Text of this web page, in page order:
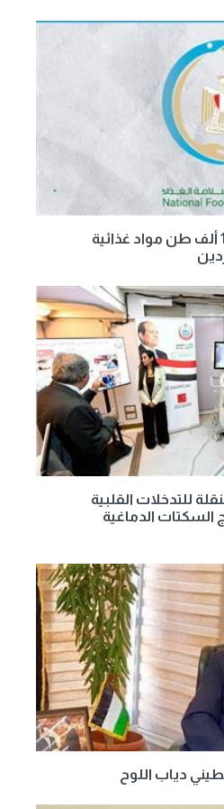
سلامة الغذاء : تصدير 160 ألف طن مواد غذائية
للتدخلات القلبية
السكتات الدماغية
دياب اللوح